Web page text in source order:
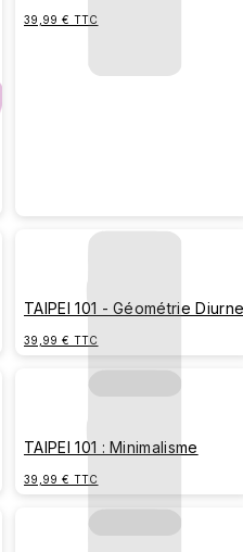
39,99 € TTC
TAIPEI 101 - Géométrie
39,99 € TTC
TAIPEI 101 : Minimalisme
39,99 € TTC